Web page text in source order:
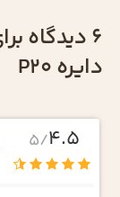
6 دیدگاه برای
دایره P20
4.5
/5